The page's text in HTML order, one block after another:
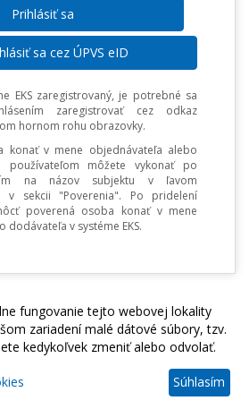
sa cez ÚPVS eID
EKS zaregistrovaný, je potrebné sa
zaregistrovať cez odkaz
hornom rohu obrazovky.
konať v mene objednávateľa alebo
používateľom môžete vykonať po
na názov subjektu v ľavom
v sekcii "Poverenia". Po pridelení
poverená osoba konať v mene
v systéme EKS.
fungovanie tejto webovej lokality
zariadení malé dátové súbory, tzv.
kedykoľvek zmeniť alebo odvolať.
Súhlasím